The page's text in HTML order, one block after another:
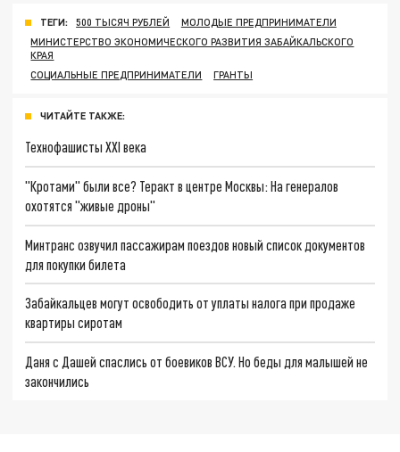
ТЕГИ: 500 ТЫСЯЧ РУБЛЕЙ
МОЛОДЫЕ ПРЕДПРИНИМАТЕЛИ
МИНИСТЕРСТВО ЭКОНОМИЧЕСКОГО РАЗВИТИЯ ЗАБАЙКАЛЬСКОГО
КРАЯ
СОЦИАЛЬНЫЕ ПРЕДПРИНИМАТЕЛИ
ГРАНТЫ
ЧИТАЙТЕ ТАКЖЕ:
Технофашисты XXI века
"Кротами" были все? Теракт в центре Москвы: На генералов
охотятся "живые дроны"
Минтранс озвучил пассажирам поездов новый список документов
для покупки билета
Забайкальцев могут освободить от уплаты налога при продаже
квартиры сиротам
Даня с Дашей спаслись от боевиков ВСУ. Но беды для малышей не
закончились